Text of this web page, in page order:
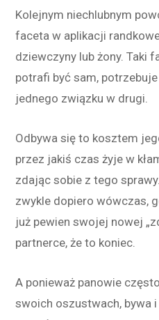
Kolejnym niechlubnym
faceta w aplikacji
dziewczyny lub żony. Taki
potrafi być sam,
jednego związku w drugi.
Odbywa się to kosztem
przez jakiś czas żyje w
zdając sobie z tego
zwykle dopiero wówczas,
już pewien swojej nowej
partnerce, że to koniec.
A ponieważ panowie
swoich oszustwach, bywa i